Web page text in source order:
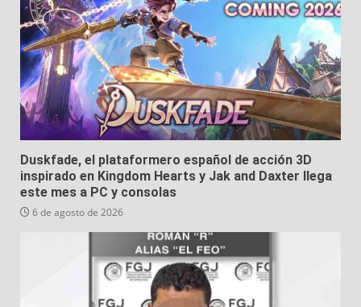
Duskfade, el plataformero español de acción 3D
inspirado en Kingdom Hearts y Jak and Daxter llega
este mes a PC y consolas
6 de agosto de 2026